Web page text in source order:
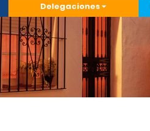
Delegaciones